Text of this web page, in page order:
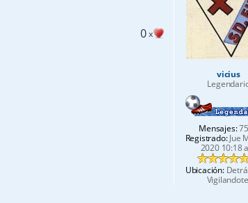
vicius
Mensajes:
Registrado:Jue
2020 10:18
Ubicación:
0x